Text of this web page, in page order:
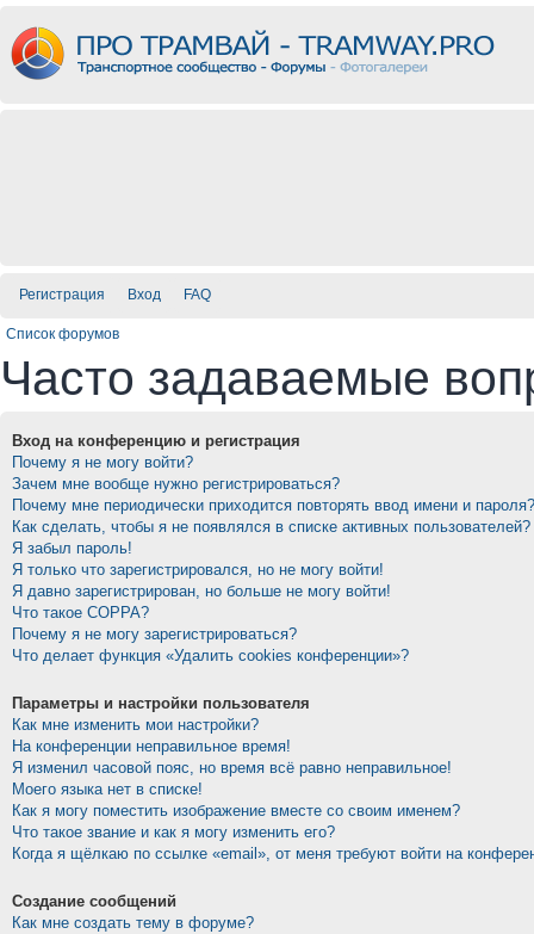
Регистрация Вход FAQ
Список форумов
Часто задаваемые
Вход на конференцию и регистрация
Почему я не могу войти?
Зачем мне вообще нужно регистрироваться?
Почему мне периодически приходится повторять ввод имени и пароля?
Как сделать, чтобы я не появлялся в списке активных пользователей?
Я забыл пароль!
Я только что зарегистрировался, но не могу войти!
Я давно зарегистрирован, но больше не могу войти!
Что такое COPPA?
Почему я не могу зарегистрироваться?
Что делает функция «Удалить cookies конференции»?
Параметры и настройки пользователя
Как мне изменить мои настройки?
На конференции неправильное время!
Я изменил часовой пояс, но время всё равно неправильное!
Моего языка нет в списке!
Как я могу поместить изображение вместе со своим именем?
Что такое звание и как я могу изменить его?
Когда я щёлкаю по ссылке «email», от меня требуют войти на
Создание сообщений
Как мне создать тему в форуме?